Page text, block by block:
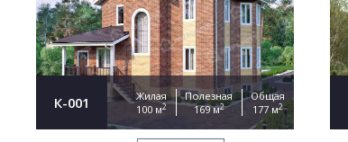
К-001
Жилая
100 м2
Полезная
169 м2
Общая
177 м2